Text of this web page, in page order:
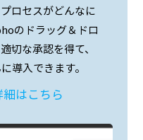
ロセスがどんなに
のドラッグ＆ドロ
切な承認を得て、
導入できます。
はこちら